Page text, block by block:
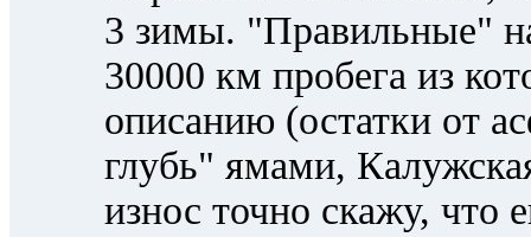
3 зимы. "Правильные"
30000 км пробега из
описанию (остатки от
глубь" ямами,
износ точно скажу, что